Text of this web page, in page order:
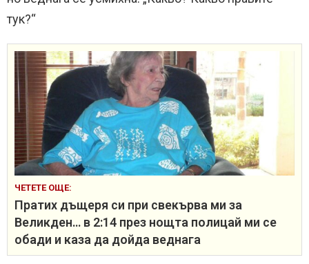
тук?“
ЧЕТЕТЕ ОЩЕ:
Пратих дъщеря си при свекърва ми за
Великден… в 2:14 през нощта полицай ми се
обади и каза да дойда веднага